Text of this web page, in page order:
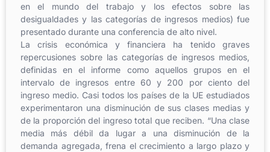
en el mundo del trabajo y los efectos sobre las
desigualdades y las categorías de ingresos medios) fue
presentado durante una conferencia de alto nivel.
La crisis económica y financiera ha tenido graves
repercusiones sobre las categorías de ingresos medios,
definidas en el informe como aquellos grupos en el
intervalo de ingresos entre 60 y 200 por ciento del
ingreso medio. Casi todos los países de la UE estudiados
experimentaron una disminución de sus clases medias y
de la proporción del ingreso total que reciben. “Una clase
media más débil da lugar a una disminución de la
demanda agregada, frena el crecimiento a largo plazo y